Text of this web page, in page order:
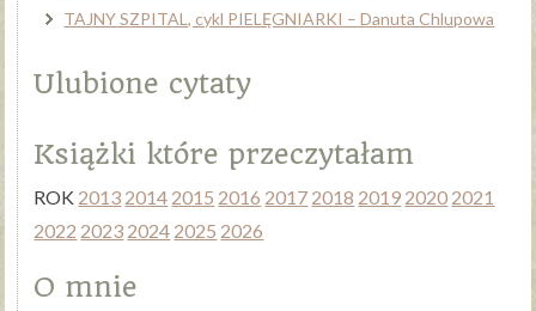
TAJNY SZPITAL, cykl PIELĘGNIARKI – Danuta Chlupowa
Ulubione cytaty
Książki które przeczytałam
ROK 2013 2014 2015 2016 2017 2018 2019 2020 2021
2022 2023 2024 2025 2026
O mnie